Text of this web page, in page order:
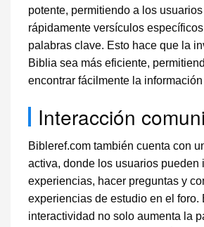
potente, permitiendo a los
rápidamente versículos
palabras clave. Esto hace que la
Biblia sea más eficiente,
encontrar fácilmente la
Interacción
Bibleref.com también cuenta con
activa, donde los usuarios pueden
experiencias, hacer preguntas y
experiencias de estudio en el foro.
interactividad no solo aumenta la